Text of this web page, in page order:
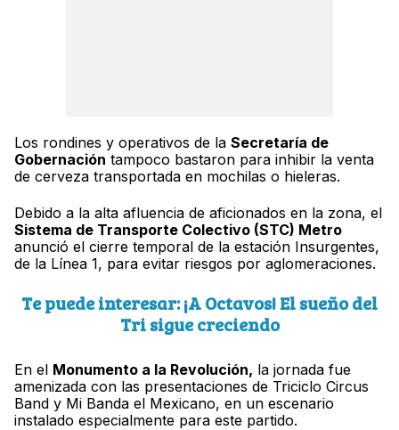
Los rondines y operativos de la Secretaría de
Gobernación tampoco bastaron para inhibir la venta
de cerveza transportada en mochilas o hieleras.
Debido a la alta afluencia de aficionados en la zona, el
Sistema de Transporte Colectivo (STC) Metro
anunció el cierre temporal de la estación Insurgentes,
de la Línea 1, para evitar riesgos por aglomeraciones.
Te puede interesar: ¡A Octavos! El sueño del
Tri sigue creciendo
En el Monumento a la Revolución, la jornada fue
amenizada con las presentaciones de Triciclo Circus
Band y Mi Banda el Mexicano, en un escenario
instalado especialmente para este partido.